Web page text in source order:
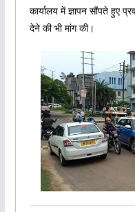
कार्यालय में ज्ञापन सौंपते हुए
देने की भी मांग की।